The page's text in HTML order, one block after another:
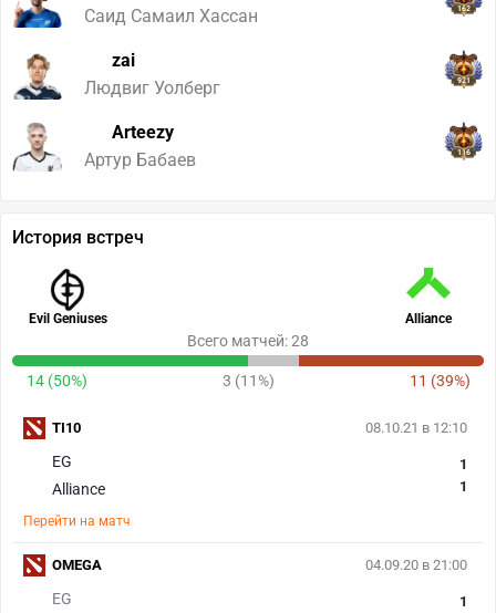
Саид Самаил Хассан
162
zai
Людвиг Уолберг
921
Arteezy
Артур Бабаев
116
История встреч
Evil Geniuses Alliance
Всего матчей: 28
14 (50%) 3 (11%) 11 (39%)
08.10.21 в 12:10
EG
Alliance
1
1
Перейти на матч
TI10
04.09.20 в 21:00
EG
1
OMEGA